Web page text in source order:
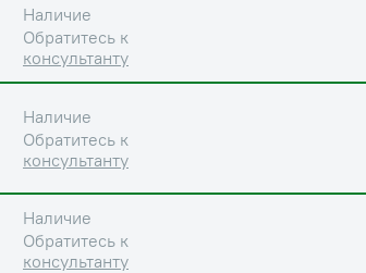
Наличие
Обратитесь к
консультанту
Наличие
Обратитесь к
консультанту
Наличие
Обратитесь к
консультанту